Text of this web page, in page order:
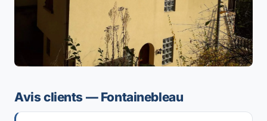
Avis clients — Fontainebleau